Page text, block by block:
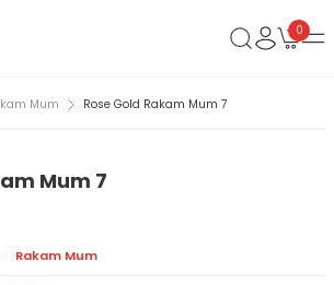
0
Mum Rose Gold Rakam Mum 7
Mum 7
Rakam Mum